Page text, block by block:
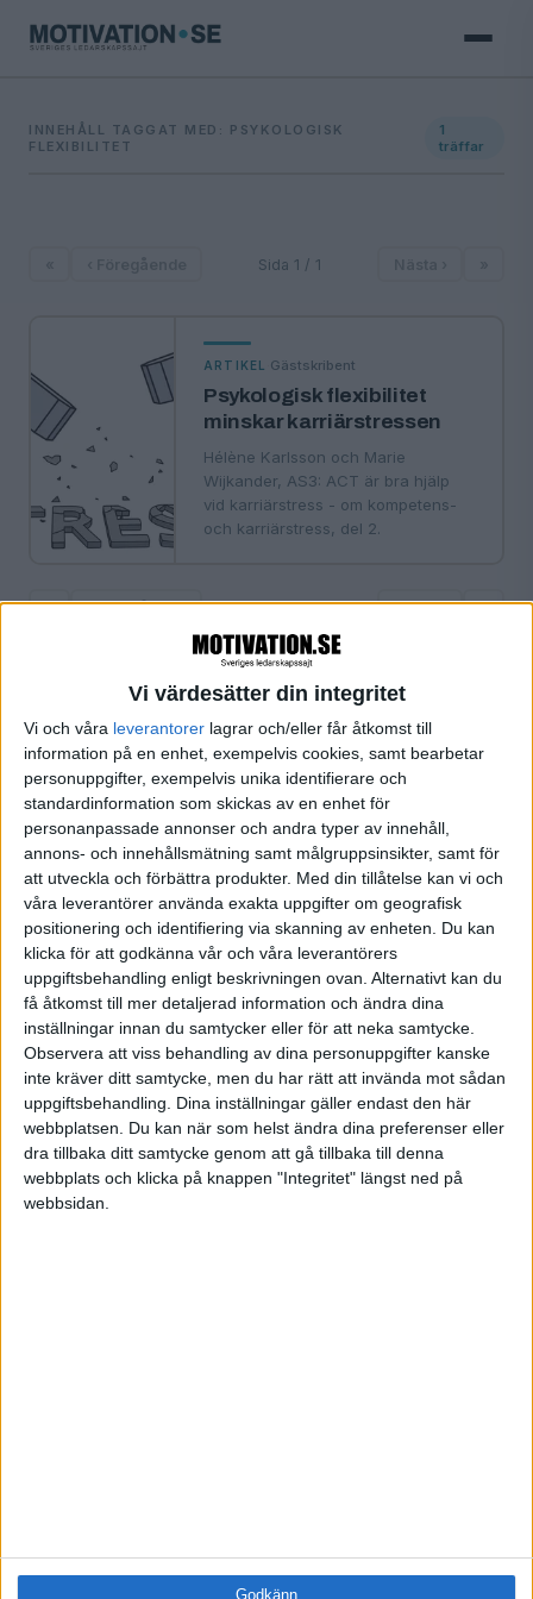
Vi värdesätter din integritet
Vi och våra leverantorer lagrar och/eller får åtkomst till
information på en enhet, exempelvis cookies, samt bearbetar
personuppgifter, exempelvis unika identifierare och
standardinformation som skickas av en enhet för
personanpassade annonser och andra typer av innehåll,
annons- och innehållsmätning samt målgruppsinsikter, samt för
att utveckla och förbättra produkter. Med din tillåtelse kan vi och
våra leverantörer använda exakta uppgifter om geografisk
positionering och identifiering via skanning av enheten. Du kan
klicka för att godkänna vår och våra leverantörers
uppgiftsbehandling enligt beskrivningen ovan. Alternativt kan du
få åtkomst till mer detaljerad information och ändra dina
inställningar innan du samtycker eller för att neka samtycke.
Observera att viss behandling av dina personuppgifter kanske
inte kräver ditt samtycke, men du har rätt att invända mot sådan
uppgiftsbehandling. Dina inställningar gäller endast den här
webbplatsen. Du kan när som helst ändra dina preferenser eller
dra tillbaka ditt samtycke genom att gå tillbaka till denna
webbplats och klicka på knappen "Integritet" längst ned på
webbsidan.
Godkänn
INNEHÅLL TAGGAT MED: PSYKOLOGISK
FLEXIBILITET
1
träffar
Sida 1 / 1
ARTIKEL Gästskribent
Psykologisk flexibilitet
minskar karriärstressen
Hélène Karlsson och Marie
Wijkander, AS3: ACT är bra hjälp
vid karriärstress - om kompetens-
och karriärstress, del 2.
« ‹ Föregående Sida 1 / 1 Nästa › »
FILTRERA
SORTERA EFTER
FORMAT
Alla
Artiklar (1)
Bloggar
Citat
Podcasts
Videos
Utbildningar / Events
Samling
Företag
ÄMNE
Arbetsmiljö (0)
Nätverka (0)